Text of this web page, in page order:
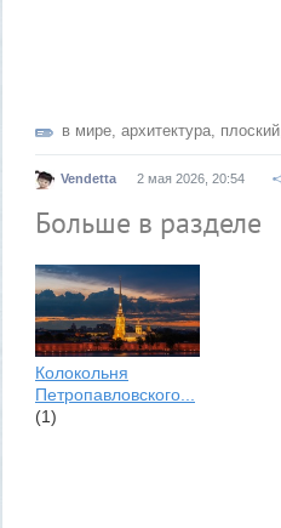
в мире архитектура плоский
Vendetta 2 мая 2026, 20:54
Больше в разделе
Колокольня
Петропавловского...
(1)